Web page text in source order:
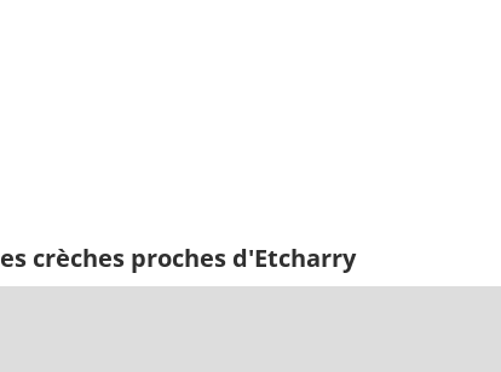
crèches proches d'Etcharry